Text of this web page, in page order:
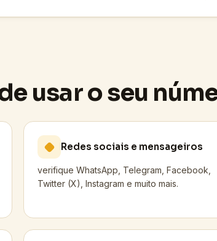
usar o seu
Redes sociais e mensageiros
verifique WhatsApp, Telegram, Facebook,
Twitter (X), Instagram e muito mais.